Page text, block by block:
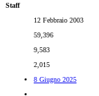
Staff
12 Febbraio 2003
59,396
9,583
2,015
8 Giugno 2025